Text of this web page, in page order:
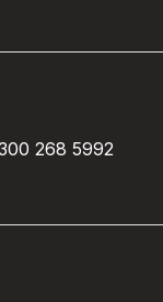
268 5992